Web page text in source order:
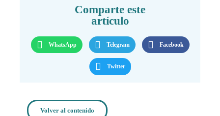
Comparte este
artículo
WhatsApp Telegram Facebook
Twitter
Volver al contenido